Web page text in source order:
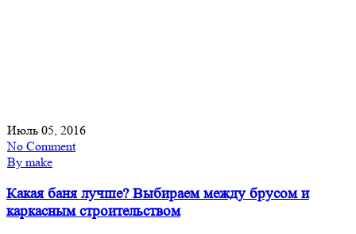
Июль 05, 2016
No Comment
By make
Какая баня лучше? Выбираем между брусом и
каркасным строительством